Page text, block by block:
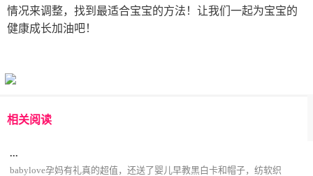
情况来调整，找到最适合宝宝的方法！让我们一起为宝宝的
健康成长加油吧！
相关阅读
...
babylove孕妈有礼真的超值，还送了婴儿早教黑白卡和帽子，纺软织